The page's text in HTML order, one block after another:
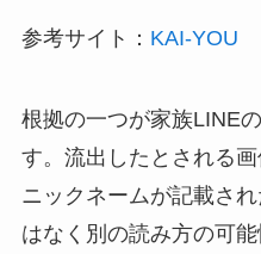
参考サイト： KAI-YOU
根拠の一つが家族LINE
す。流出したとされる
ニックネームが記載さ
はなく別の読み方の可